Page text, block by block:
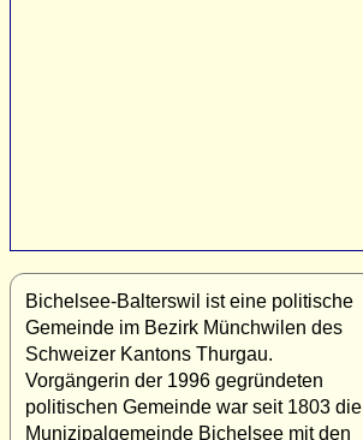
Bichelsee-Balterswil ist eine politische
Gemeinde im Bezirk Münchwilen des
Schweizer Kantons Thurgau.
Vorgängerin der 1996 gegründeten
politischen Gemeinde war seit 1803 die
Munizipalgemeinde Bichelsee mit den